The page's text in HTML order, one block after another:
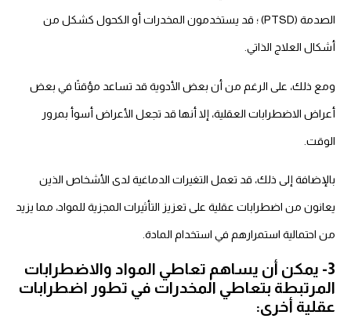
الصدمة (PTSD) ؛ قد يستخدمون المخدرات أو الكحول كشكل من
أشكال العلاج الذاتي.
ومع ذلك، على الرغم من أن بعض الأدوية قد تساعد مؤقتًا في بعض
أعراض الاضطرابات العقلية، إلا أنها قد تجعل الأعراض أسوأ بمرور
الوقت.
بالإضافة إلى ذلك، قد تعمل التغيرات الدماغية لدى الأشخاص الذين
يعانون من اضطرابات عقلية على تعزيز التأثيرات المجزية للمواد، مما يزيد
من احتمالية استمرارهم في استخدام المادة.
3- يمكن أن يساهم تعاطي المواد والاضطرابات
المرتبطة بتعاطي المخدرات في تطور اضطرابات
عقلية أخرى: